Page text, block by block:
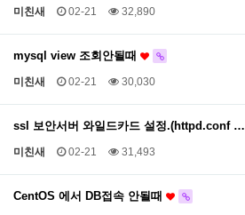
미친새 02-21 32,890
mysql view 조회안될때
미친새 02-21 30,030
ssl 보안서버 와일드카드 설정.(httpd.conf …
미친새 02-21 31,493
CentOS 에서 DB접속 안될때